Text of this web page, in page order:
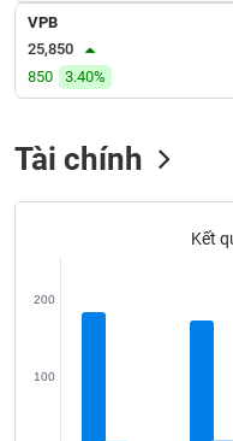
VPB
25,850
850
3.40%
Tài chính
Kết
100
200
SẢN
Mã
chứng